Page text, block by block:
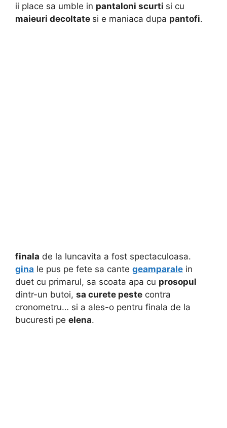
ii place sa umble in pantaloni scurti si cu
maieuri decoltate si e maniaca dupa pantofi.
finala de la luncavita a fost spectaculoasa.
gina le pus pe fete sa cante geamparale in
duet cu primarul, sa scoata apa cu prosopul
dintr-un butoi, sa curete peste contra
cronometru… si a ales-o pentru finala de la
bucuresti pe elena.